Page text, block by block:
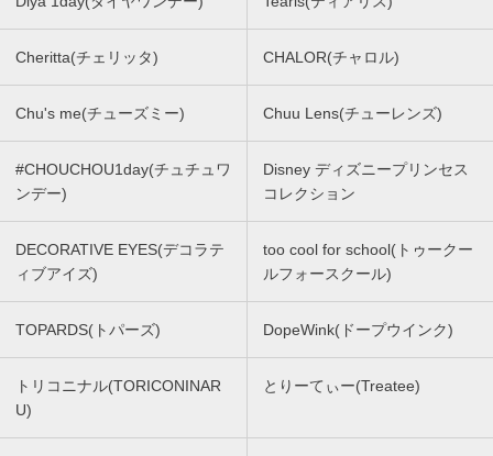
Cheritta(チェリッタ) CHALOR(チャロル)
Chu's me(チューズミー) Chuu Lens(チューレンズ)
#CHOUCHOU1day(チュチュワ
ンデー)
Disney ディズニープリンセス
コレクション
DECORATIVE EYES(デコラテ
ィブアイズ)
too cool for school(トゥークー
ルフォースクール)
TOPARDS(トパーズ) DopeWink(ドープウインク)
トリコニナル(TORICONINAR
U)
とりーてぃー(Treatee)